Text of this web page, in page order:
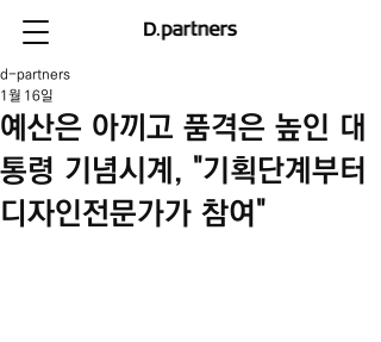
예산은 아끼고 품격은 높인 대
통령 기념시계, "기획단계부터
디자인전문가가 참여"
d-partners
1월 16일